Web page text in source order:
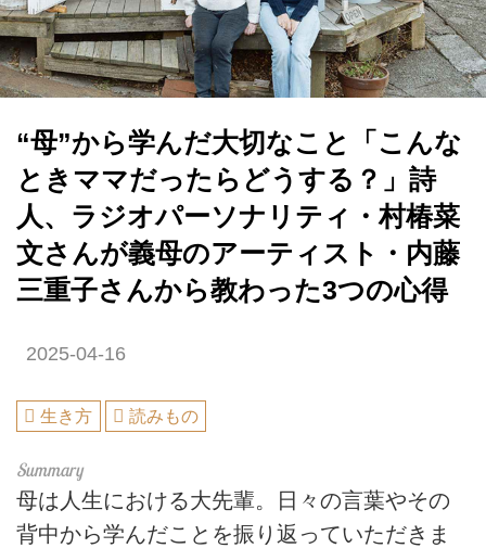
“母”から学んだ大切なこと「こんな
ときママだったらどうする？」詩
人、ラジオパーソナリティ・村椿菜
文さんが義母のアーティスト・内藤
三重子さんから教わった3つの心得
2025-04-16
生き方 読みもの
母は人生における大先輩。日々の言葉やその
背中から学んだことを振り返っていただきま